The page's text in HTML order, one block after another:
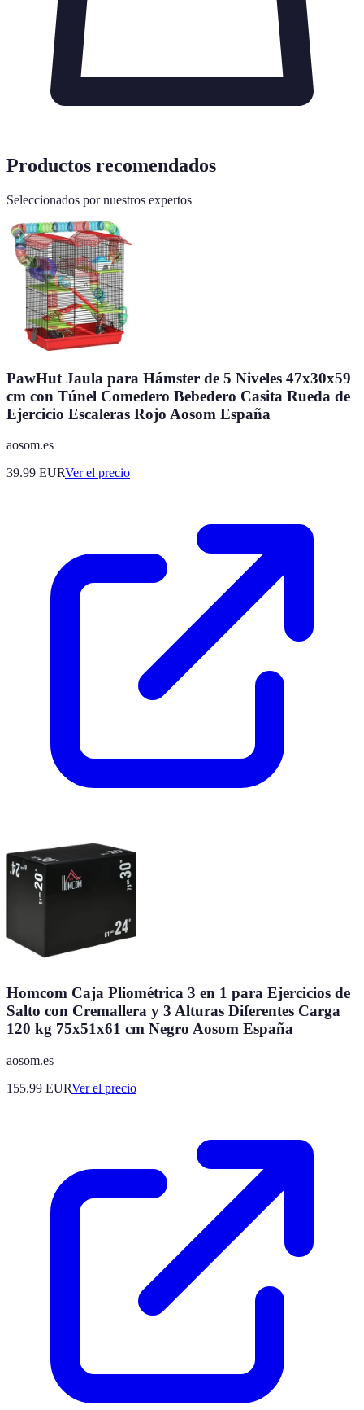
Productos recomendados
Seleccionados por nuestros expertos
PawHut Jaula para Hámster de 5 Niveles 47x30x59
cm con Túnel Comedero Bebedero Casita Rueda de
Ejercicio Escaleras Rojo Aosom España
aosom.es
39.99 EURVer el precio
Homcom Caja Pliométrica 3 en 1 para Ejercicios de
Salto con Cremallera y 3 Alturas Diferentes Carga
120 kg 75x51x61 cm Negro Aosom España
aosom.es
155.99 EURVer el precio